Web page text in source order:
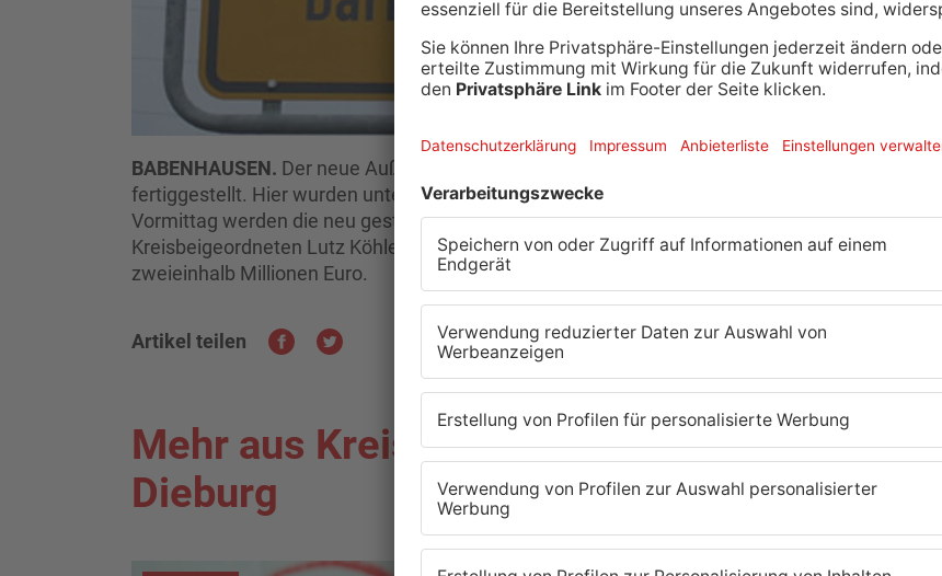
BABENHAUSEN. Der neue Außenbereich der Babenhäuser Joachim-Schumann-Schule ist
fertiggestellt. Hier wurden unter anderem Park- und Fahrradstellplätze errichtet. Heute
Vormittag werden die neu gestalteten Freiflächen offiziell durch den ersten
Kreisbeigeordneten Lutz Köhler präsentiert. Die Kosten des Projekts belaufen sich auf rund
zweieinhalb Millionen Euro.
Artikel teilen
Mehr aus Kreis Darmstadt-
Dieburg